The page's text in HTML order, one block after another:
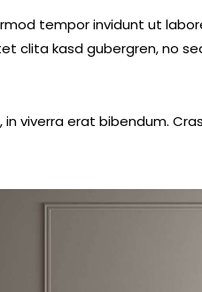
tempor invidunt ut
clita kasd gubergren, no
viverra erat bibendum.